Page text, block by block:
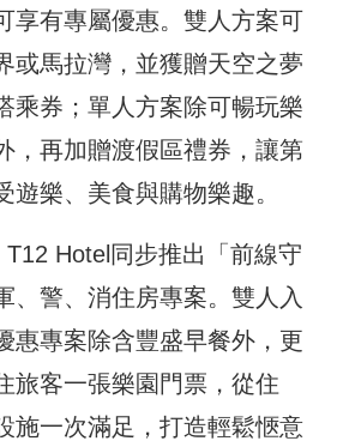
享有專屬優惠。雙人方案可
或馬拉灣，並獲贈天空之夢
乘券；單人方案除可暢玩樂
，再加贈渡假區禮券，讓第
遊樂、美食與購物樂趣。
Hotel同步推出「前線守
、警、消住房專案。雙人入
惠專案除含豐盛早餐外，更
旅客一張樂園門票，從住
施一次滿足，打造輕鬆愜意